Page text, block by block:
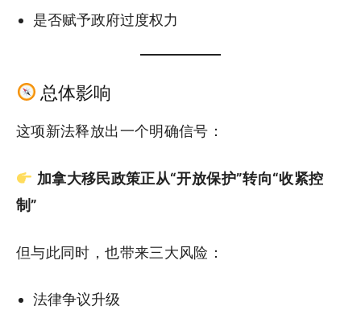
是否赋予政府过度权力
总体影响
这项新法释放出一个明确信号：
加拿大移民政策正从“开放保护”转向“收紧控
制”
但与此同时，也带来三大风险：
法律争议升级